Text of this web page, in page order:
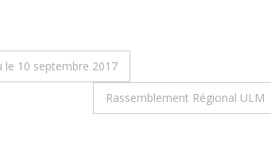
le 10 septembre 2017
Rassemblement Régional ULM